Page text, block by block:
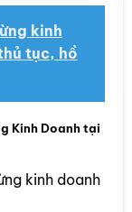
kinh
tục, hồ
Kinh Doanh tại
kinh doanh